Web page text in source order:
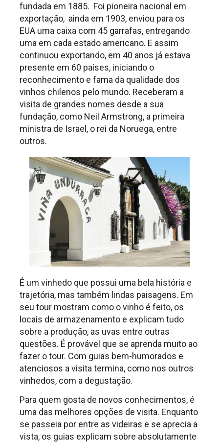
fundada em 1885. Foi pioneira nacional em
exportação, ainda em 1903, enviou para os
EUA uma caixa com 45 garrafas, entregando
uma em cada estado americano. E assim
continuou exportando, em 40 anos já estava
presente em 60 países, iniciando o
reconhecimento e fama da qualidade dos
vinhos chilenos pelo mundo. Receberam a
visita de grandes nomes desde a sua
fundação, como Neil Armstrong, a primeira
ministra de Israel, o rei da Noruega, entre
outros.
É um vinhedo que possui uma bela história e
trajetória, mas também lindas paisagens. Em
seu tour mostram como o vinho é feito, os
locais de armazenamento e explicam tudo
sobre a produção, as uvas entre outras
questões. É provável que se aprenda muito ao
fazer o tour. Com guias bem-humorados e
atenciosos a visita termina, como nos outros
vinhedos, com a degustação.
Para quem gosta de novos conhecimentos, é
uma das melhores opções de visita. Enquanto
se passeia por entre as videiras e se aprecia a
vista, os guias explicam sobre absolutamente